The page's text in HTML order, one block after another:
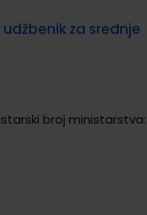
udžbenik za srednje
broj ministarstva: